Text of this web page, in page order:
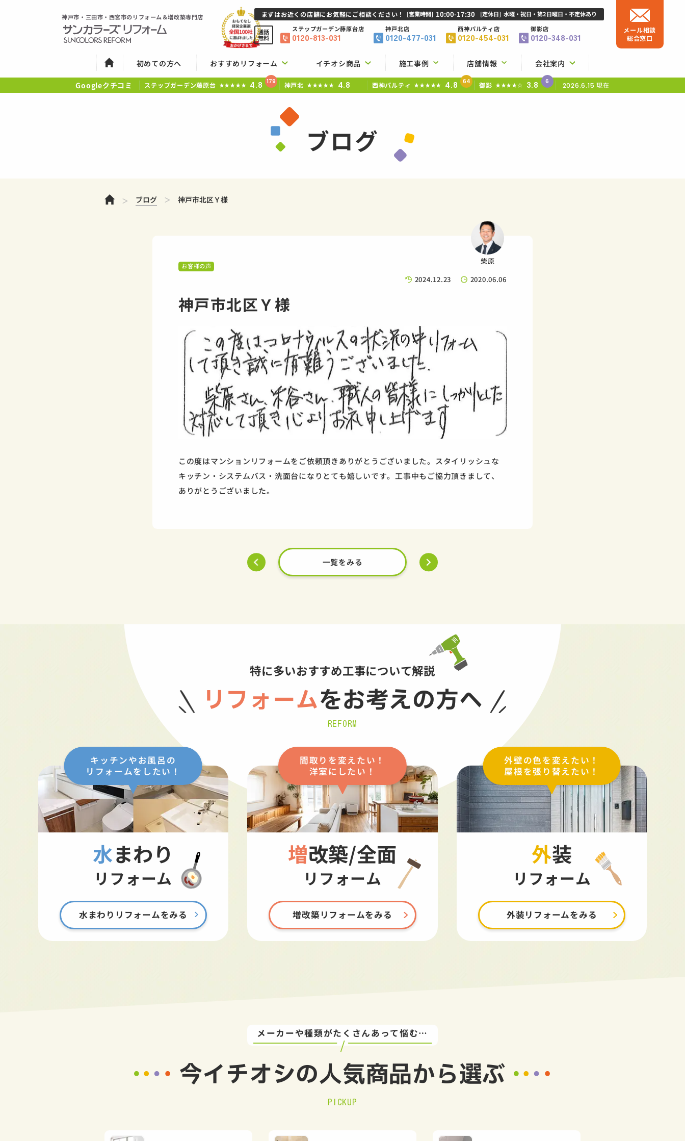
神戸市・三田市・西宮市のリフォーム＆増改築専門店
初めての方へ おすすめリフォーム イチオシ商品 施工事例 店舗情報 会社案内
まずはお近くの店舗にお気軽にご相談ください！ [営業時間] 10:00-17:30 [定休日] 水曜・祝日・第2日曜日・不定休あり
通話
無料
ステップガーデン藤原台店
0120-813-031
神戸北店
0120-477-031
西神パルティ店
0120-454-031
御影店
0120-348-031
メール相談
総合窓口
Googleクチコミ ステップガーデン藤原台 ★★★★★ 4.8 179 神戸北 ★★★★★ 4.8 西神パルティ ★★★★★ 4.8 64 御影 ★★★★☆ 3.8 6 2026.6.15 現在
ブログ
ホーム ブログ 神戸市北区Ｙ様
柴原
お客様の声
2024.12.23 2020.06.06
神戸市北区Ｙ様
この度はマンションリフォームをご依頼頂きありがとうございました。スタイリッシュな
キッチン・システムバス・洗面台になりとても嬉しいです。工事中もご協力頂きまして、
ありがとうございました。
一覧をみる
特に多いおすすめ工事について解説
リフォームをお考えの方へ
REFORM
キッチンやお風呂の
リフォームをしたい！
水まわり
リフォーム
水まわりリフォームをみる
間取りを変えたい！
洋室にしたい！
増改築/全面
リフォーム
増改築リフォームをみる
外壁の色を変えたい！
屋根を張り替えたい！
外装
リフォーム
外装リフォームをみる
メーカーや種類がたくさんあって悩む…
今イチオシの人気商品から選ぶ
PICKUP